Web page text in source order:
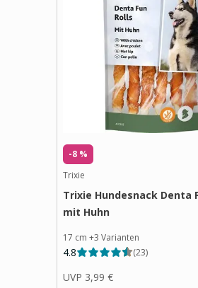
-8 %
Trixie
Trixie Hundesnack Denta
mit Huhn
17 cm +3 Varianten
4.8 (23)
UVP 3,99 €